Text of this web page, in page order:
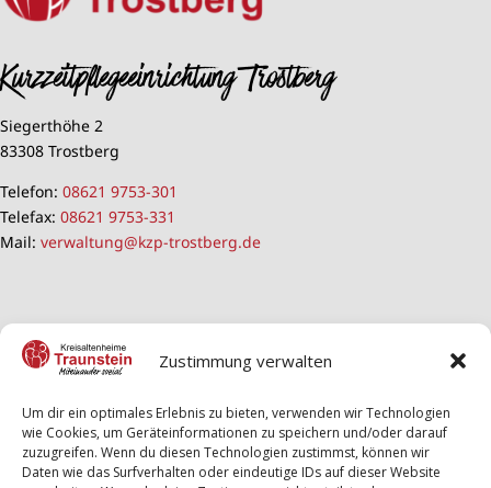
Zustimmung verwalten
Um dir ein optimales Erlebnis zu bieten, verwenden wir Technologien
wie Cookies, um Geräteinformationen zu speichern und/oder darauf
zuzugreifen. Wenn du diesen Technologien zustimmst, können wir
Daten wie das Surfverhalten oder eindeutige IDs auf dieser Website
Kurzzeitpflegeeinrichtung Trostberg
Siegerthöhe 2
83308 Trostberg
Telefon: 08621 9753-301
Telefax: 08621 9753-331
Mail: verwaltung@kzp-trostberg.de